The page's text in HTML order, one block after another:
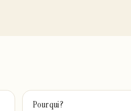
Pour qui ?